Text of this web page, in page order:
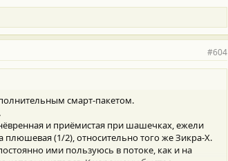
#604
смарт-пакетом.
и приёмистая при шашечках, ежели
плюшевая (1/2), относительно того же Зикра-Х.
ими пользуюсь в потоке, как и на